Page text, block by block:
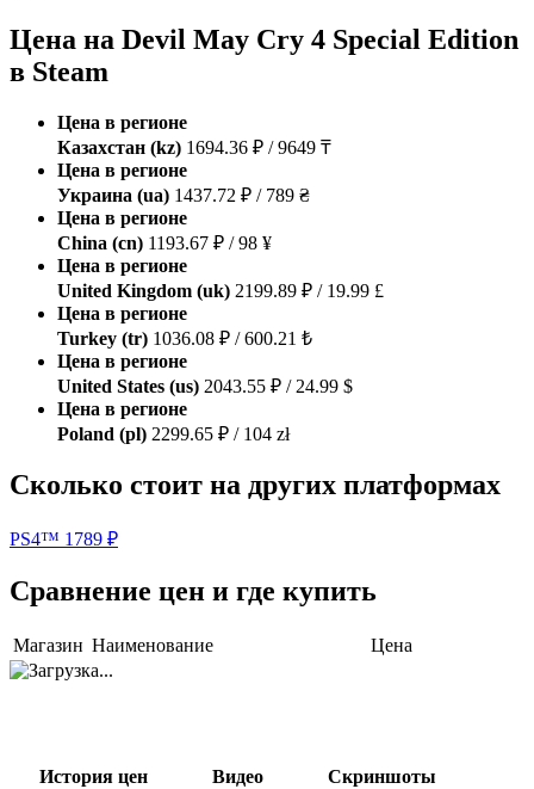
Цена на Devil May Cry 4 Special Edition
в Steam
Цена в регионе
Казахстан (kz) 1694.36 ₽ / 9649 ₸
Цена в регионе
Украина (ua) 1437.72 ₽ / 789 ₴
Цена в регионе
China (cn) 1193.67 ₽ / 98 ¥
Цена в регионе
United Kingdom (uk) 2199.89 ₽ / 19.99 £
Цена в регионе
Turkey (tr) 1036.08 ₽ / 600.21 ₺
Цена в регионе
United States (us) 2043.55 ₽ / 24.99 $
Цена в регионе
Poland (pl) 2299.65 ₽ / 104 zł
Сколько стоит на других платформах
PS4™ 1789 ₽
Сравнение цен и где купить
Магазин Наименование Цена
История цен Видео Скриншоты